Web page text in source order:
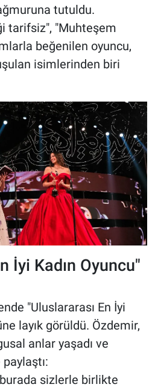
tutuldu.
tarifsiz", "Muhteşem
beğenilen oyuncu,
isimlerinden biri
İyi Kadın Oyuncu"
"Uluslararası En İyi
layık görüldü. Özdemir,
anlar yaşadı ve
sizlerle birlikte